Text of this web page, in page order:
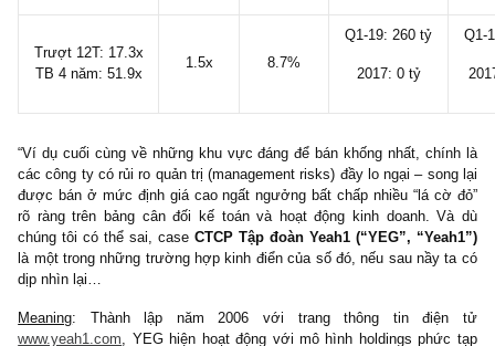
§ Tiền mặt ròng/cp: [13.9], đã trừ nợ vay và trái phiếu doanh
các mức LN(*)
Tỷ lệ
P/S
ROE
2018
Đầu tư trái
phiếu DN
Trượt 12T: 17.3x
TB 4 năm: 51.9x
1.5x 8.7%
Q1-19: 260 tỷ
2017: 0 tỷ